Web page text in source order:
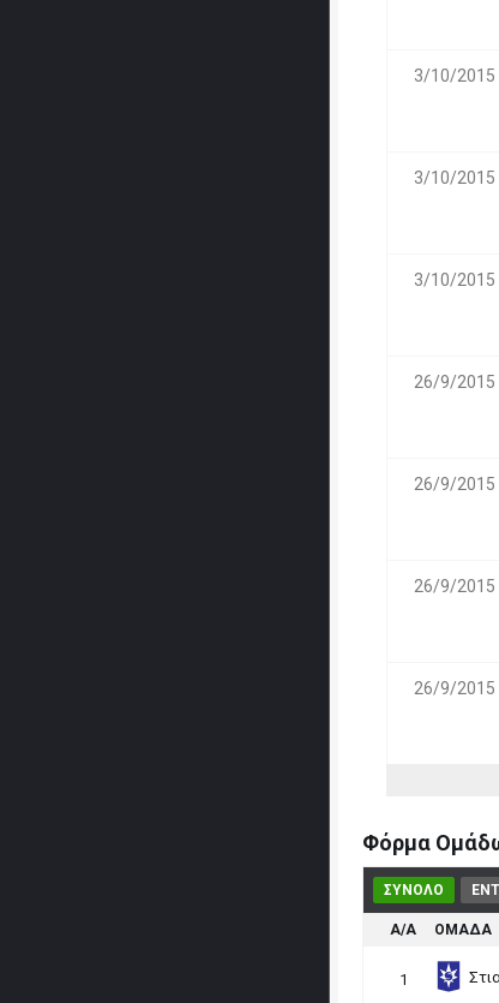
3/10/2015
3/10/2015
3/10/2015
26/9/2015
26/9/2015
26/9/2015
26/9/2015
Φόρμα
ΣΥΝΟΛΟ
Α/Α ΟΜΑΔΑ
1